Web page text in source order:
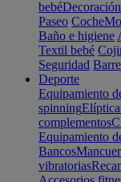
bebé
Paseo Coche
Baño e higiene
Textil bebé
Seguridad
Deporte
Equipamiento
spinning
complementos
Equipamiento
Bancos
vibratorias